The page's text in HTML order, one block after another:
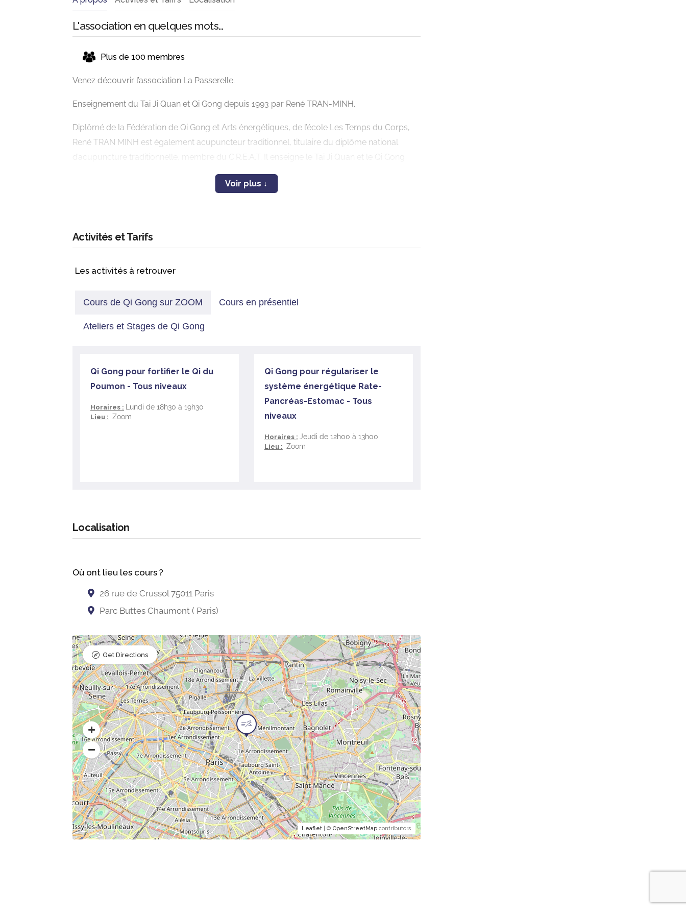
L'association en quelques mots...
Plus de 100 membres
Venez découvrir l’association La Passerelle.
Enseignement du Tai Ji Quan et Qi Gong depuis 1993 par René TRAN-MINH.
Diplômé de la Fédération de Qi Gong et Arts énergétiques, de l’école Les Temps du Corps,
René TRAN MINH est également acupuncteur traditionnel, titulaire du diplôme national
d’acupuncture traditionnelle, membre du C.R.E.A.T. Il enseigne le Tai Ji Quan et le Qi Gong
Qi Gong
Tai Ji Quan
Sur demande: Stages, cours individuels et en entreprises.
Activités et Tarifs
Les activités à retrouver
Cours de Qi Gong sur ZOOM Cours en présentiel
Ateliers et Stages de Qi Gong
Qi Gong pour fortifier le Qi du
Poumon - Tous niveaux
Horaires : Lundi de 18h30 à 19h30
Lieu : Zoom
Qi Gong pour régulariser le
système énergétique Rate-
Pancréas-Estomac - Tous
niveaux
Horaires : Jeudi de 12h00 à 13h00
Lieu : Zoom
Localisation
Où ont lieu les cours ?
26 rue de Crussol 75011 Paris
Parc Buttes Chaumont ( Paris)
Leaflet| © OpenStreetMapcontributors
Get Directions